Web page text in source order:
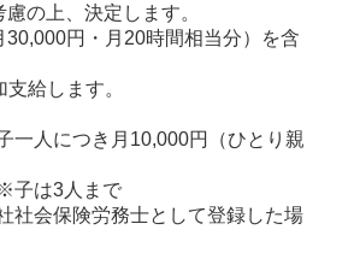
の上、決定します。
30,000円・月20時間相当分）を含
給します。
一人につき月10,000円（ひとり親
まで
社会保険労務士として登録した場